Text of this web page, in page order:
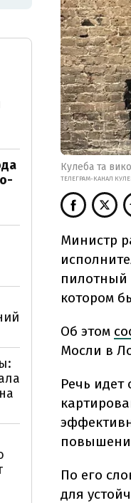
Кулеба та
ТЕЛЕГРАМ-КАНАЛ
Министр
пилотный
котором
Об этом
Мосли в
Речь
По его
для